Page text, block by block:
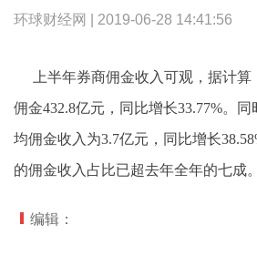
环球财经网 | 2019-06-28 14:41:56
上半年券商佣金收入可观，据计
佣金432.8亿元，同比增长33.77%。
均佣金收入为3.7亿元，同比增长
的佣金收入占比已超去年全年的七成。
编辑：